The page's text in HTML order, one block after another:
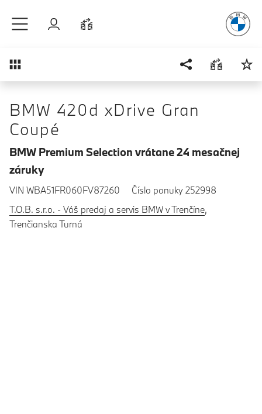
Prihlásenie
Prehľad
BMW 420d xDrive Gran
Coupé
BMW Premium Selection vrátane 24 mesačnej
záruky
VIN WBA51FR060FV87260
Číslo ponuky 252998
T.O.B. s.r.o. - Váš predaj a servis BMW v Trenčíne,
Trenčianska Turná